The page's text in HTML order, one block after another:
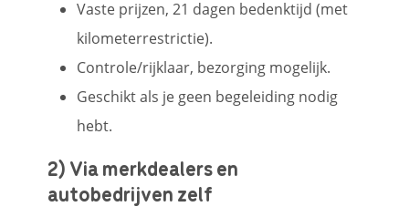
Vaste prijzen, 21 dagen bedenktijd (met
kilometerrestrictie).
Controle/rijklaar, bezorging mogelijk.
Geschikt als je geen begeleiding nodig
hebt.
2) Via merkdealers en
autobedrijven zelf